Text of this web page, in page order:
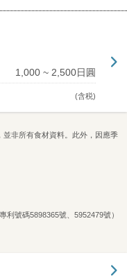
1,000 ~ 2,500日圓
(含税)
非所有食材資料。此外，因應季
利號碼5898365號、5952479號）